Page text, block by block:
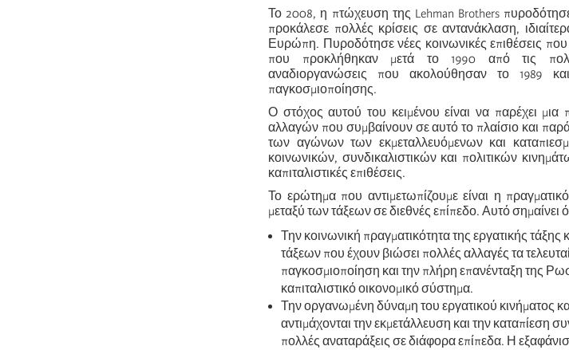
Το 2008, η πτώχευση της Lehman Brothers
προκάλεσε πολλές κρίσεις σε αντανάκλαση,
Ευρώπη. Πυροδότησε νέες κοινωνικές επιθέσεις
που προκλήθηκαν μετά το 1990 από τις
αναδιοργανώσεις που ακολούθησαν το 1989
παγκοσμιοποίησης.
Ο στόχος αυτού του κειμένου είναι να παρέχει
αλλαγών που συμβαίνουν σε αυτό το πλαίσιο και
των αγώνων των εκμεταλλευόμενων και
κοινωνικών, συνδικαλιστικών και πολιτικών
καπιταλιστικές επιθέσεις.
Το ερώτημα που αντιμετωπίζουμε είναι η
μεταξύ των τάξεων σε διεθνές επίπεδο. Αυτό σημαίνει
Την κοινωνική πραγματικότητα της εργατικής
τάξεων που έχουν βιώσει πολλές αλλαγές τα
παγκοσμιοποίηση και την πλήρη επανένταξη της
καπιταλιστικό οικονομικό σύστημα.
Την οργανωμένη δύναμη του εργατικού κινήματος
αντιμάχονται την εκμετάλλευση και την καταπίεση
πολλές αναταράξεις σε διάφορα επίπεδα. Η